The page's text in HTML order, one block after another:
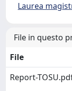
Laurea
File in questo
File
Report-